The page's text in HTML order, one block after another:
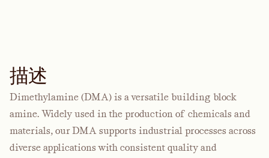
描述
Dimethylamine (DMA) is a versatile building block
amine. Widely used in the production of chemicals and
materials, our DMA supports industrial processes across
diverse applications with consistent quality and